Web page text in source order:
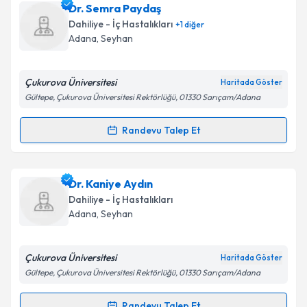
Takvim Talebini Gönder
Dr. Mahmut Yeraliçin randevu takvimi talebi
oluşturun. Size bu uzmandan randevu almanız için bir
takvim hazırlandığında e-posta ile bilgilendireceğiz.
Kişisel verilerimin işlenmesine ilişkin
Metni'ni okudum ve kişisel verilerimin belirtilen
Takvim Talebini Gönder
Dr. Semra Paydaş
Dahiliye - İç Hastalıkları +1diğer
Adana, Seyhan
Çukurova Üniversitesi Haritada Göster
Gültepe, Çukurova Üniversitesi Rektörlüğü, 01330 Sarıçam/Adana
Randevu Talep Et
Randevu Takvimi Talebi
Dr. Semra Paydaşiçin randevu takvimi talebi
oluşturun. Size bu uzmandan randevu almanız için bir
takvim hazırlandığında e-posta ile bilgilendireceğiz.
Dr. Kaniye Aydın
Dahiliye - İç Hastalıkları
Adana, Seyhan
Çukurova Üniversitesi Haritada Göster
Gültepe, Çukurova Üniversitesi Rektörlüğü, 01330 Sarıçam/Adana